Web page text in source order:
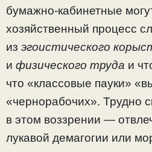
бумажно-кабинет­ные
хозяйственный процесс
из эгоистического
и физическо­го труда и
что «классовые пауки»
«чернорабочих». Трудно
в этом воззрении —
лукавой демагогии или